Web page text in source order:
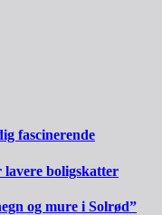
fascinerende
lavere boligskatter
og mure i Solrød”